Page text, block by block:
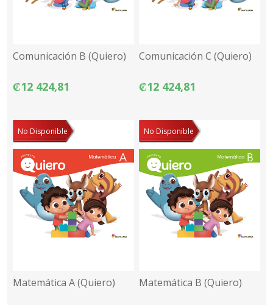
Comunicación B (Quiero)
₡12 424,81
Comunicación C (Quiero)
₡12 424,81
No Disponible
Matemática A (Quiero)
No Disponible
Matemática B (Quiero)